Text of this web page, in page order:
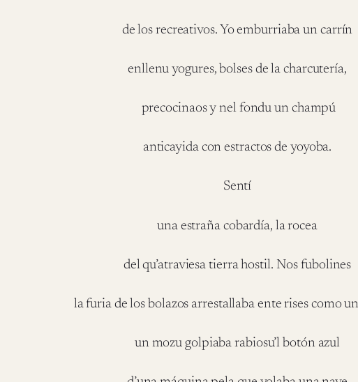
de los recreativos. Yo emburriaba un carrín
enllenu yogures, bolses de la charcutería,
precocinaos y nel fondu un champú
anticayida con estractos de yoyoba.
Sentí
una estraña cobardía, la rocea
del qu’atraviesa tierra hostil. Nos fubolines
la furia de los bolazos arrestallaba ente rises como
un mozu golpiaba rabiosu’l botón azul